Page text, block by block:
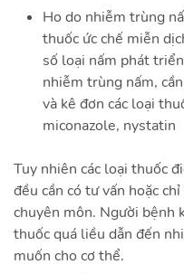
Ho do nhiễm trùng
thuốc ức chế miễn
số loại nấm phát
nhiễm trùng nấm,
và kê đơn các loại
miconazole, nystatin
Tuy nhiên các loại thuốc
đều cần có tư vấn hoặc
chuyên môn. Người bệnh
thuốc quá liều dẫn đến
muốn cho cơ thể.